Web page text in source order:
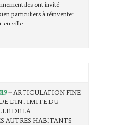
ont invité
particuliers à réinventer
en ville.
– ARTICULATION FINE
L’INTIMITE DU
DE LA
AUTRES HABITANTS –